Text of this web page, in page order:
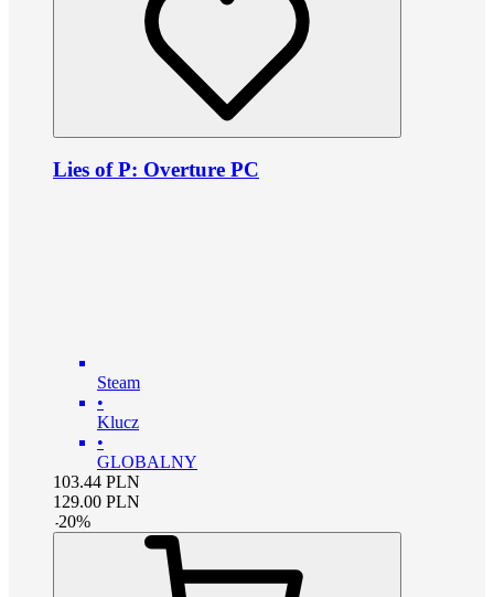
Lies of P: Overture PC
Steam
•
Klucz
•
GLOBALNY
103.44 PLN
129.00 PLN
-20%